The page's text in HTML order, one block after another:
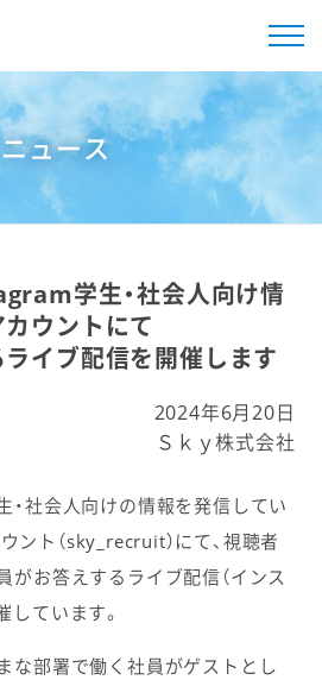
ニュース
学生・社会人向け情
ウントにて
イブ配信を開催します
2024年6月20日
Ｓｋｙ株式会社
・社会人向けの情報を発信してい
ト（sky_recruit）にて、視聴者
がお答えするライブ配信（インス
しています。
な部署で働く社員がゲストとし